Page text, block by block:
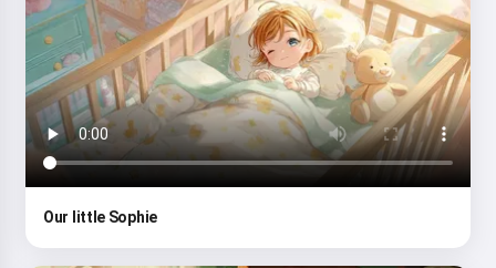
Our little Sophie